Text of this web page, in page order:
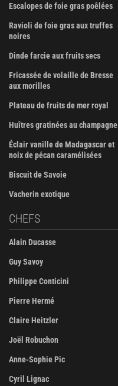
Escalopes de foie gras poêlées
Ravioli de foie gras aux truffes
noires
Dinde farcie aux fruits secs
Fricassée de volaille de Bresse
aux morilles
Plateau de fruits de mer royal
Huîtres gratinées au champagne
Éclair vanille de Madagascar et
noix de pécan caramélisées
Biscuit de Savoie
Vacherin exotique
CHEFS
Alain Ducasse
Guy Savoy
Philippe Conticini
Pierre Hermé
Claire Heitzler
Joël Robuchon
Anne-Sophie Pic
Cyril Lignac